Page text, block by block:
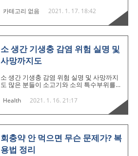
식은 무엇인지 또 저렴한 추천 와인은 어떤
것이 있는지 한 번 알아 보겠습니다. 와인의
종류 레드와인 적포도를 원료로 하여 껍질과
와인 입니다. 화이트 와인 청포도를 원료로
하여 씨와 껍질을 제거한 과즙을 이용하거나
적포도의 즙만으로 제조한 투명한 빛의 와인
입니다. 로제와인 포도 껍질과 과육을 같이
넣고 발효시키다가 색일 우러나오면 껍질을
제거한 채 과즙을 가지고 제조하는 와인으로
색이 분홍빛이며 맛은 화이트 와인에 가깝습
니다. 스파클링 와인 1차발표 후의 와인에 당
분과 효모를 첨가하여 병 안에서 2차 발효를
통해 탄산가스를 용해..
카테고리 없음 2021. 1. 17. 18:42
소 생간 기생충 감염 위험 실명 및
사망까지도
소 생간 기생충 감염 위험 실명 및 사망까지
도 많은 분들이 소고기와 소의 특수부위를
만큼 맛이 좋기 때문인데요. 그런데 소의 부
위 중 절대로 먹지 말아야 할 부분이 있는데
바로 소 생간입니다. 철분과 엽산, 비타민 등
있습니다. 먹은 후 증상이 심한 경우 사망에
까지 이를 수 있답니다. 그러나 소고기 집에
가면 간혹 서비스로 나오거나 술을 좋아하시
Health 2021. 1. 16. 21:17
회충약 안 먹으면 무슨 문제가? 복
용법 정리